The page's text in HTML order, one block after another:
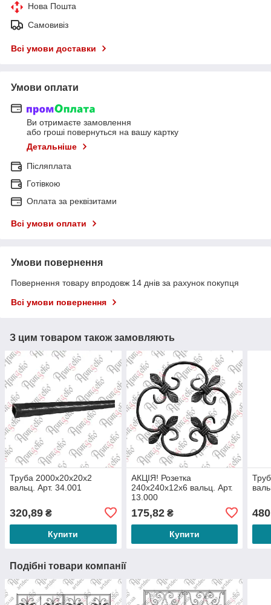
Нова Пошта
Самовивіз
Всі умови доставки
Умови оплати
Ви отримаєте замовлення
або гроші повернуться на вашу картку
Детальніше
Післяплата
Готівкою
Оплата за реквізитами
Всі умови оплати
Умови повернення
Повернення товару впродовж 14 днів за рахунок покупця
Всі умови повернення
З цим товаром також замовляють
Труба 2000х20х20х2
вальц. Арт. 34.001
320,89 ₴
Купити
АКЦІЯ! Розетка
240х240х12х6 вальц. Арт.
13.000
175,82₴
Купити
Подібні товари компанії